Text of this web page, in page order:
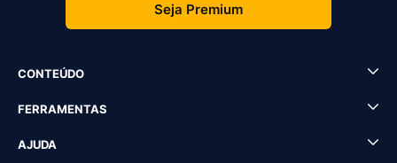
Seja Premium
CONTEÚDO
FERRAMENTAS
AJUDA